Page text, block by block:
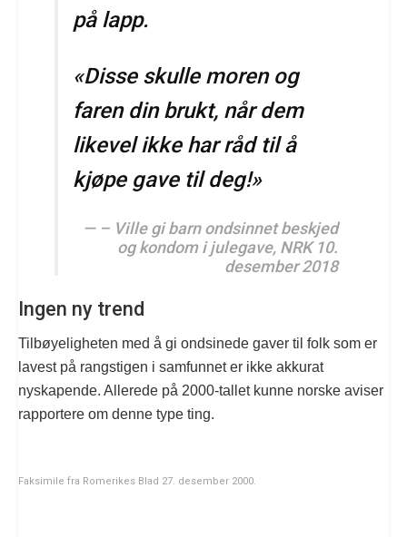
på lapp.
«Disse skulle moren og
faren din brukt, når dem
likevel ikke har råd til å
kjøpe gave til deg!»
– Ville gi barn ondsinnet beskjed
og kondom i julegave, NRK 10.
desember 2018
Ingen ny trend
Tilbøyeligheten med å gi ondsinede gaver til folk som er
lavest på rangstigen i samfunnet er ikke akkurat
nyskapende. Allerede på 2000-tallet kunne norske aviser
rapportere om denne type ting.
Faksimile fra Romerikes Blad 27. desember 2000.